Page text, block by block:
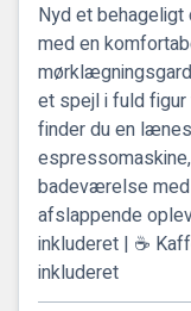
Nyd et
med en
et spejl i fuld
finder du en
badeværelse
afslappende
inkluderet | ☕
inkluderet